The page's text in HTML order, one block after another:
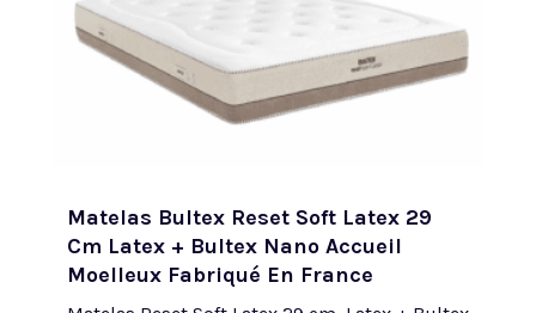
Matelas Bultex Reset Soft Latex 29
Cm Latex + Bultex Nano Accueil
Moelleux Fabriqué En France